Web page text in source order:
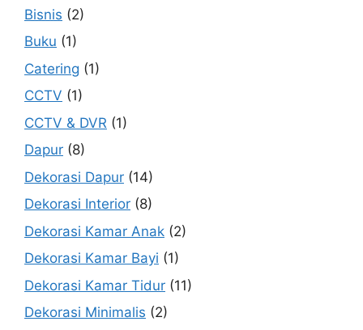
Bisnis (2)
Buku (1)
Catering (1)
CCTV (1)
CCTV & DVR (1)
Dapur (8)
Dekorasi Dapur (14)
Dekorasi Interior (8)
Dekorasi Kamar Anak (2)
Dekorasi Kamar Bayi (1)
Dekorasi Kamar Tidur (11)
Dekorasi Minimalis (2)